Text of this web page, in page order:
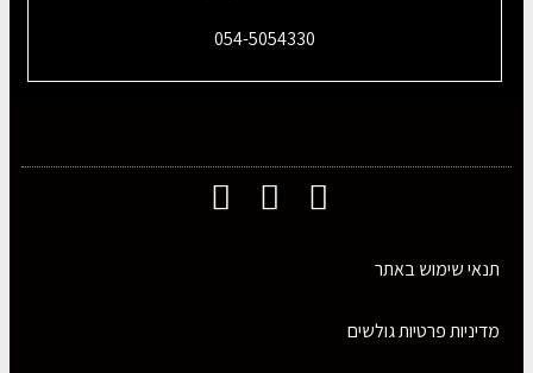
054-5054330
תנאי שימוש באתר
מדיניות פרטיות גולשים